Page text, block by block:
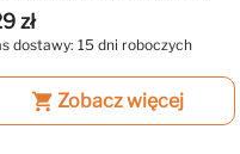
zł
dostawy: 15 dni roboczych
shopping_cart Zobacz więcej